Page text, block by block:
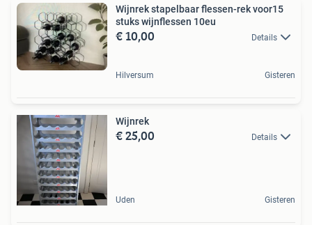
Wijnrek stapelbaar flessen-rek voor15
stuks wijnflessen 10eu
€ 10,00 Details
Hilversum Gisteren
Wijnrek
€ 25,00 Details
Uden Gisteren